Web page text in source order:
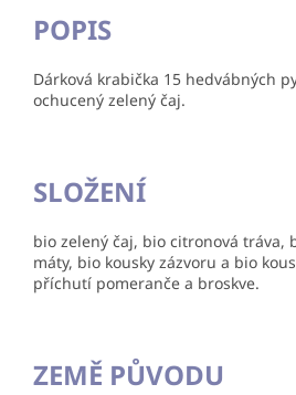
POPIS
Dárková krabička 15 hedvábných
ochucený zelený čaj.
SLOŽENÍ
bio zelený čaj, bio citronová tráva,
máty, bio kousky zázvoru a bio
příchutí pomeranče a broskve.
ZEMĚ PŮVODU